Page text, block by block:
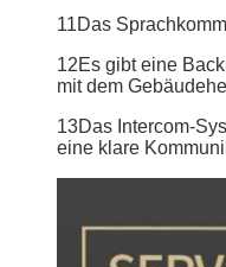
11Das
12Es gibt eine
mit dem
13Das Intercom-
eine klare